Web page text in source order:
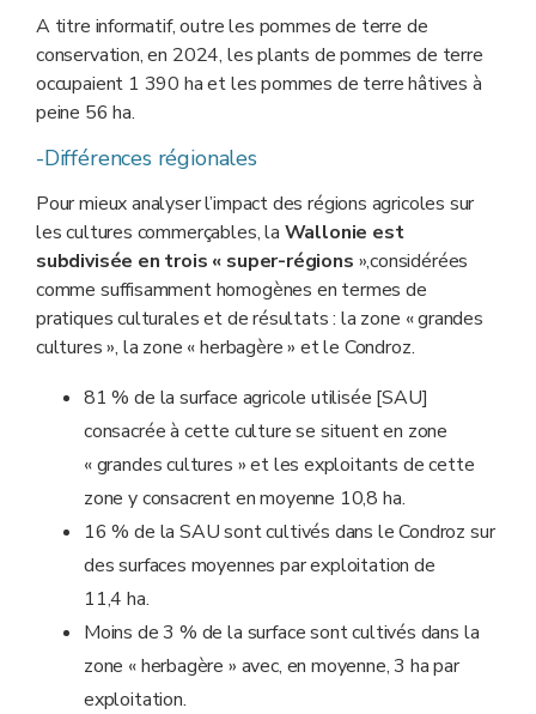
A titre informatif, outre les pommes de terre de
conservation, en 2024, les plants de pommes de terre
occupaient 1 390 ha et les pommes de terre hâtives à
peine 56 ha.
-Différences régionales
Pour mieux analyser l’impact des régions agricoles sur
les cultures commerçables, la Wallonie est
subdivisée en trois « super-régions »,considérées
comme suffisamment homogènes en termes de
pratiques culturales et de résultats : la zone « grandes
cultures », la zone « herbagère » et le Condroz.
81 % de la surface agricole utilisée [SAU]
consacrée à cette culture se situent en zone
« grandes cultures » et les exploitants de cette
zone y consacrent en moyenne 10,8 ha.
16 % de la SAU sont cultivés dans le Condroz sur
des surfaces moyennes par exploitation de
11,4 ha.
Moins de 3 % de la surface sont cultivés dans la
zone « herbagère » avec, en moyenne, 3 ha par
exploitation.